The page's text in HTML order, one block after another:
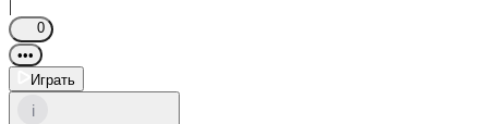
|
0
•••
Играть
i